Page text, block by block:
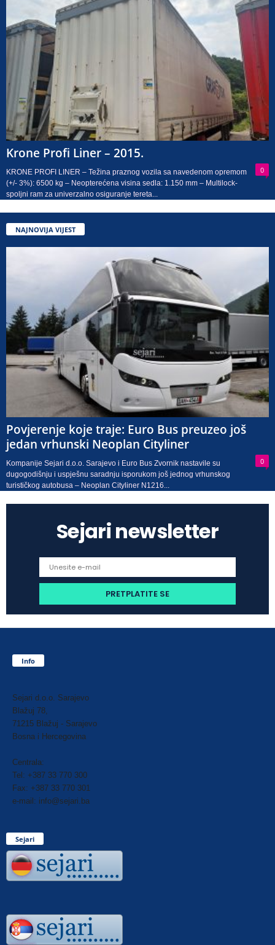
Krone Profi Liner – 2015.
0
KRONE PROFI LINER – Težina praznog vozila sa navedenom opremom
(+/- 3%): 6500 kg – Neopterećena visina sedla: 1.150 mm – Multilock-
spoljni ram za univerzalno osiguranje tereta...
NAJNOVIJA VIJEST
Povjerenje koje traje: Euro Bus preuzeo još
jedan vrhunski Neoplan Cityliner
0
Kompanije Sejari d.o.o. Sarajevo i Euro Bus Zvornik nastavile su
dugogodišnju i uspješnu saradnju isporukom još jednog vrhunskog
turističkog autobusa – Neoplan Cityliner N1216...
Sejari newsletter
Info
Sejari d.o.o. Sarajevo
Blažuj 78,
71215 Blažuj - Sarajevo
Bosna i Hercegovina
Centrala:
Tel: +387 33 770 300
Fax: +387 33 770 301
e-mail: info@sejari.ba
Sejari